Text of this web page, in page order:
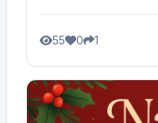
55 0 1